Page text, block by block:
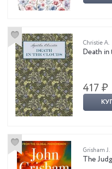
Christie A.
Death
417 ₽
Grisham J.
The